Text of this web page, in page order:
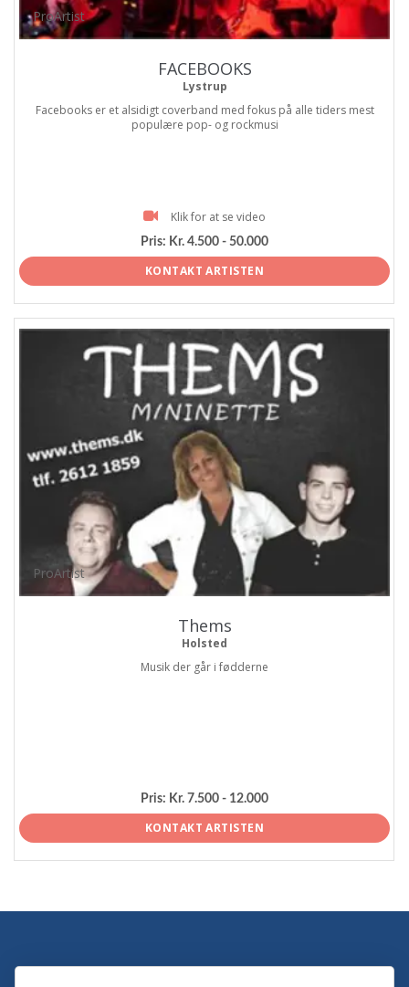
ProArtist
FACEBOOKS
Lystrup
Facebooks er et alsidigt coverband med fokus på alle tiders mest
populære pop- og rockmusi
Klik for at se video
Pris: Kr. 4.500 - 50.000
KONTAKT ARTISTEN
ProArtist
Thems
Holsted
Musik der går i fødderne
Pris: Kr. 7.500 - 12.000
KONTAKT ARTISTEN